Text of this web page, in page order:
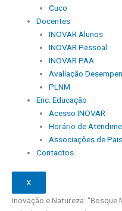
Cuco
Docentes
INOVAR Alunos
INOVAR Pessoal
INOVAR PAA
Avaliação
PLNM
Enc. Educação
Acesso INOVAR
Horário de
Associações de Pais
Contactos
X
Inovação e Natureza: “Bosque